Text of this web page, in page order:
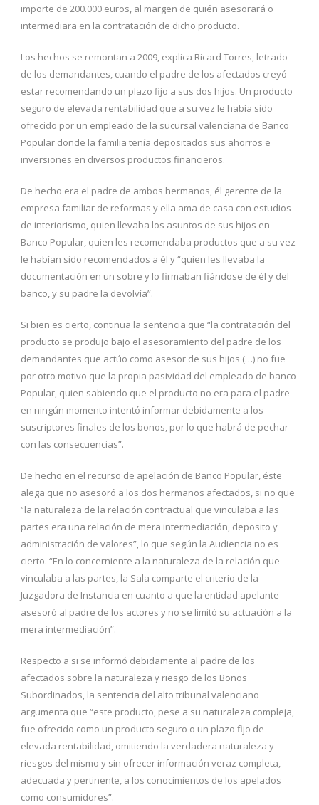
importe de 200.000 euros, al margen de quién asesorará o
intermediara en la contratación de dicho producto.
Los hechos se remontan a 2009, explica Ricard Torres, letrado
de los demandantes, cuando el padre de los afectados creyó
estar recomendando un plazo fijo a sus dos hijos. Un producto
seguro de elevada rentabilidad que a su vez le había sido
ofrecido por un empleado de la sucursal valenciana de Banco
Popular donde la familia tenía depositados sus ahorros e
inversiones en diversos productos financieros.
De hecho era el padre de ambos hermanos, él gerente de la
empresa familiar de reformas y ella ama de casa con estudios
de interiorismo, quien llevaba los asuntos de sus hijos en
Banco Popular, quien les recomendaba productos que a su vez
le habían sido recomendados a él y “quien les llevaba la
documentación en un sobre y lo firmaban fiándose de él y del
banco, y su padre la devolvía”.
Si bien es cierto, continua la sentencia que “la contratación del
producto se produjo bajo el asesoramiento del padre de los
demandantes que actúo como asesor de sus hijos (…) no fue
por otro motivo que la propia pasividad del empleado de banco
Popular, quien sabiendo que el producto no era para el padre
en ningún momento intentó informar debidamente a los
suscriptores finales de los bonos, por lo que habrá de pechar
con las consecuencias”.
De hecho en el recurso de apelación de Banco Popular, éste
alega que no asesoró a los dos hermanos afectados, si no que
“la naturaleza de la relación contractual que vinculaba a las
partes era una relación de mera intermediación, deposito y
administración de valores”, lo que según la Audiencia no es
cierto. “En lo concerniente a la naturaleza de la relación que
vinculaba a las partes, la Sala comparte el criterio de la
Juzgadora de Instancia en cuanto a que la entidad apelante
asesoró al padre de los actores y no se limitó su actuación a la
mera intermediación”.
Respecto a si se informó debidamente al padre de los
afectados sobre la naturaleza y riesgo de los Bonos
Subordinados, la sentencia del alto tribunal valenciano
argumenta que “este producto, pese a su naturaleza compleja,
fue ofrecido como un producto seguro o un plazo fijo de
elevada rentabilidad, omitiendo la verdadera naturaleza y
riesgos del mismo y sin ofrecer información veraz completa,
adecuada y pertinente, a los conocimientos de los apelados
como consumidores”.